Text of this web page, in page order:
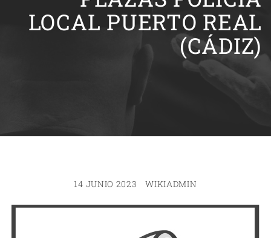
LOCAL PUERTO REAL
(CÁDIZ)
14 JUNIO 2023 WIKIADMIN